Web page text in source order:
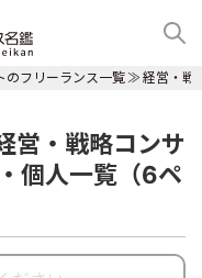
のフリーランス一覧 経営・戦
営・戦略コンサ
個人一覧（6ペ